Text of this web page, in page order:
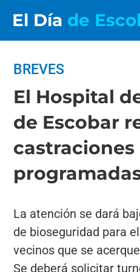
El Día de
BREVES
El Hospital
de Escobar
castraciones
La atención se dará
de bioseguridad para
vecinos que se
Se deberá solicitar